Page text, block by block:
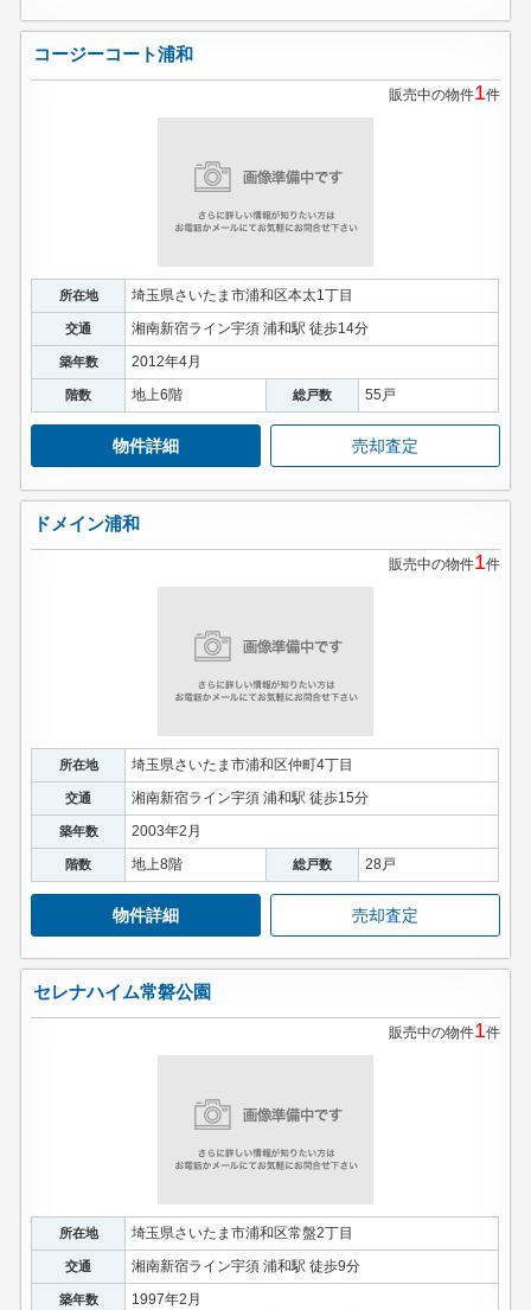
コージーコート浦和
販売中の物件1件
所在地 埼玉県さいたま市浦和区本太1丁目
交通 湘南新宿ライン宇須 浦和駅 徒歩14分
築年数 2012年4月
階数 地上6階 総戸数 55戸
物件詳細 売却査定
ドメイン浦和
販売中の物件1件
所在地 埼玉県さいたま市浦和区仲町4丁目
交通 湘南新宿ライン宇須 浦和駅 徒歩15分
築年数 2003年2月
階数 地上8階 総戸数 28戸
物件詳細 売却査定
セレナハイム常磐公園
販売中の物件1件
所在地 埼玉県さいたま市浦和区常盤2丁目
交通 湘南新宿ライン宇須 浦和駅 徒歩9分
築年数 1997年2月